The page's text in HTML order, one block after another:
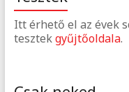
Itt érhető el az évek
tesztekgyűjtőoldala.